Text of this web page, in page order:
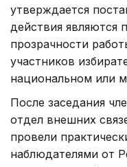
утверждается
действия являются
прозрачности
участников
национальном или
После заседания
отдел внешних
провели
наблюдателями от